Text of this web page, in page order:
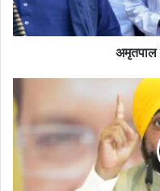
अमृतपाल